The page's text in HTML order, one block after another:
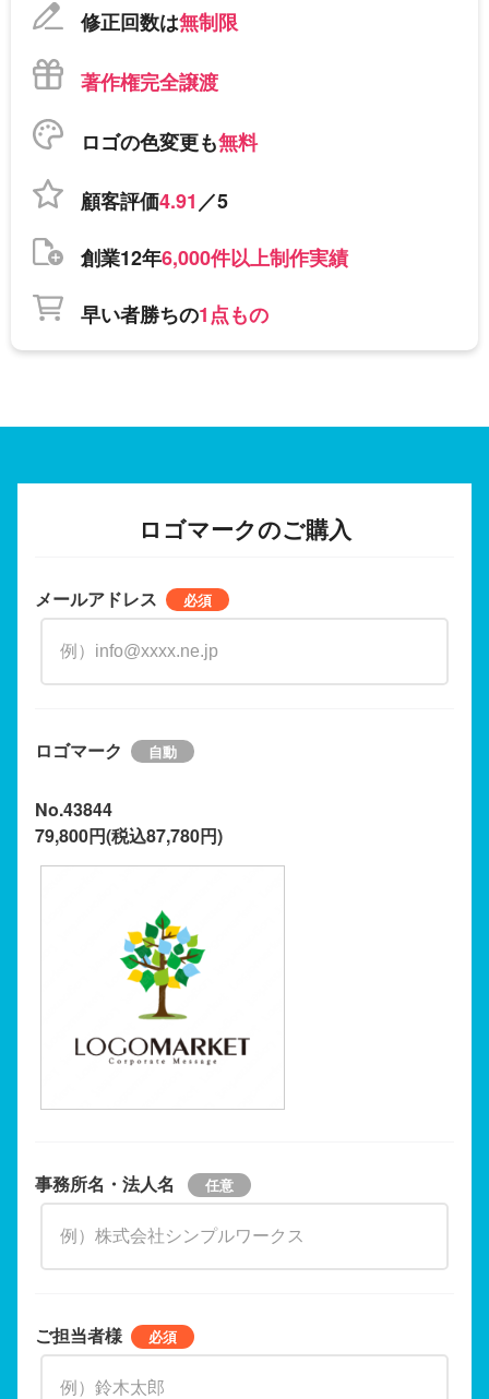
修正回数は無制限
著作権完全譲渡
ロゴの色変更も無料
顧客評価4.91／5
創業12年6,000件以上制作実績
早い者勝ちの1点もの
ロゴマークのご購入
メールアドレス
ロゴマーク
No.43844
79,800円(税込87,780円)
事務所名・法人名
ご担当者様